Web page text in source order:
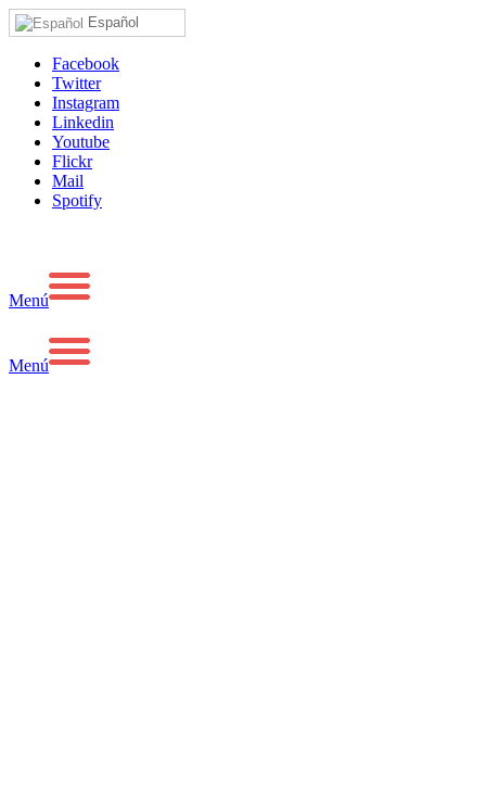
Español
Facebook
Twitter
Instagram
Linkedin
Youtube
Flickr
Mail
Spotify
Menú
Menú